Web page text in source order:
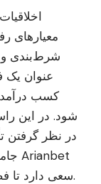
معیارهای
شرط‌بندی و
عنوان یک
کسب
شود. در این
در نظر گرفتن
جامعه مطرح می‌شود. به همین دلیل، سایتArianbet
سعی دارد تا فضایی امن برای قماربازان ایجاد کند.